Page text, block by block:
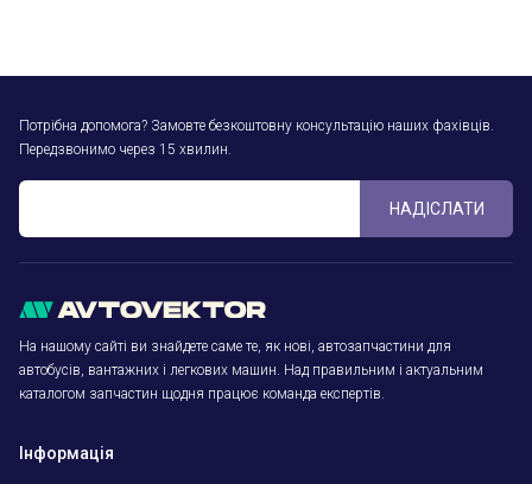
Потрібна допомога? Замовте безкоштовну консультацію наших фахівців.
Передзвонимо через 15 хвилин.
НАДІСЛАТИ
На нашому сайті ви знайдете саме те, як нові, автозапчастини для
автобусів, вантажних і легкових машин. Над правильним і актуальним
каталогом запчастин щодня працює команда експертів.
Інформація